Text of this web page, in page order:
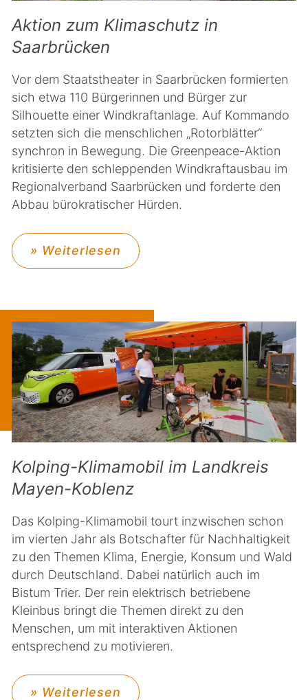
Aktion zum Klimaschutz in
Saarbrücken
Vor dem Staatstheater in Saarbrücken formierten
sich etwa 110 Bürgerinnen und Bürger zur
Silhouette einer Windkraftanlage. Auf Kommando
setzten sich die menschlichen „Rotorblätter“
synchron in Bewegung. Die Greenpeace-Aktion
kritisierte den schleppenden Windkraftausbau im
Regionalverband Saarbrücken und forderte den
Abbau bürokratischer Hürden.
» Weiterlesen
Kolping-Klimamobil im Landkreis
Mayen-Koblenz
Das Kolping-Klimamobil tourt inzwischen schon
im vierten Jahr als Botschafter für Nachhaltigkeit
zu den Themen Klima, Energie, Konsum und Wald
durch Deutschland. Dabei natürlich auch im
Bistum Trier. Der rein elektrisch betriebene
Kleinbus bringt die Themen direkt zu den
Menschen, um mit interaktiven Aktionen
entsprechend zu motivieren.
» Weiterlesen